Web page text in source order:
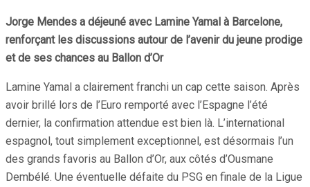
Jorge Mendes a déjeuné avec Lamine Yamal à Barcelone,
renforçant les discussions autour de l’avenir du jeune prodige
et de ses chances au Ballon d’Or
Lamine Yamal a clairement franchi un cap cette saison. Après
avoir brillé lors de l’Euro remporté avec l’Espagne l’été
dernier, la confirmation attendue est bien là. L’international
espagnol, tout simplement exceptionnel, est désormais l’un
des grands favoris au Ballon d’Or, aux côtés d’Ousmane
Dembélé. Une éventuelle défaite du PSG en finale de la Ligue